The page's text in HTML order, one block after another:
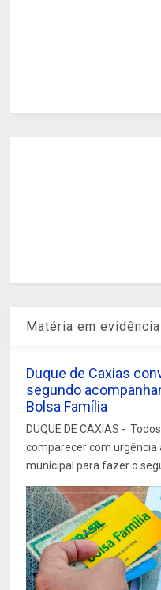
Matéria em evidência
Duque de Caxias
segundo
Bolsa Família
DUQUE DE CAXIAS -
comparecer com urgência
municipal para fazer o